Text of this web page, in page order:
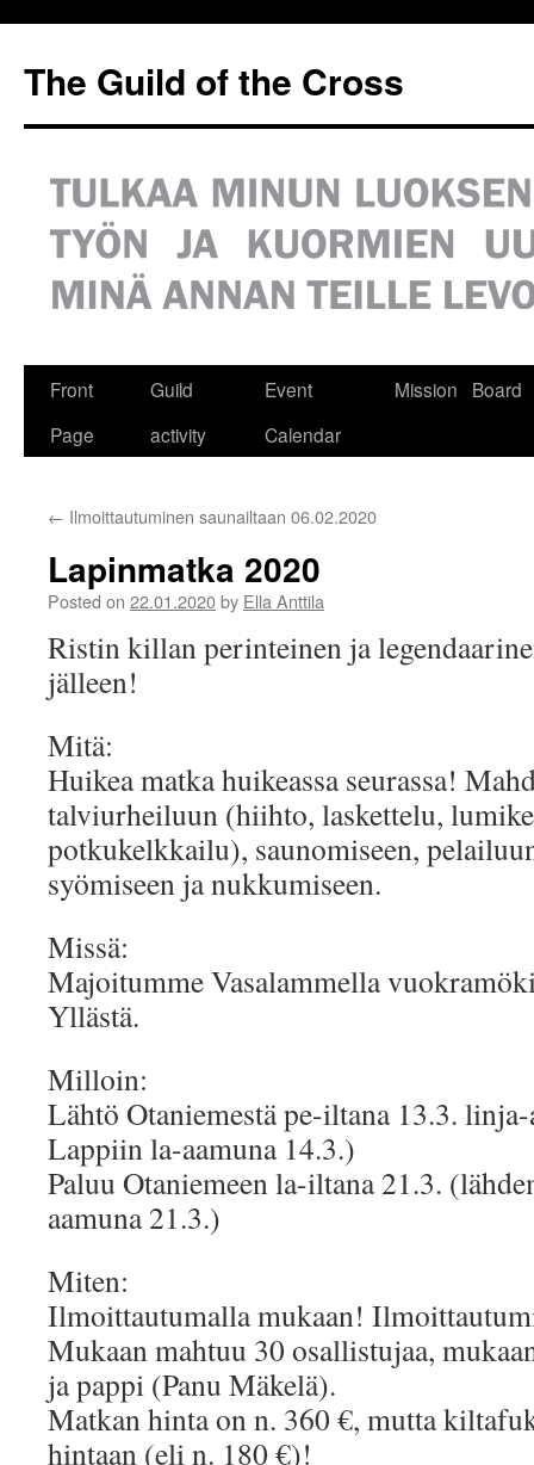
The Guild of the Cross
Front
Page
Guild
activity
Event
Calendar
Mission Board
← Ilmoittautuminen saunailtaan 06.02.2020
Lapinmatka 2020
Posted on 22.01.2020by Ella Anttila
Ristin killan perinteinen ja
jälleen!
Mitä:
Huikea matka huikeassa seurassa!
talviurheiluun (hiihto, laskettelu,
potkukelkkailu), saunomiseen,
syömiseen ja nukkumiseen.
Missä:
Majoitumme Vasalammella
Yllästä.
Milloin:
Lähtö Otaniemestä pe-iltana 13.3.
Lappiin la-aamuna 14.3.)
Paluu Otaniemeen la-iltana 21.3.
aamuna 21.3.)
Miten:
Ilmoittautumalla mukaan!
Mukaan mahtuu 30 osallistujaa,
ja pappi (Panu Mäkelä).
Matkan hinta on n. 360 €, mutta
hintaan (eli n. 180 €)!